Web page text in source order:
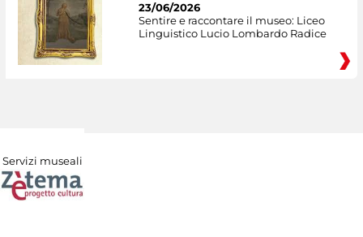
23/06/2026
Sentire e raccontare il museo: Liceo
Linguistico Lucio Lombardo Radice
Servizi museali